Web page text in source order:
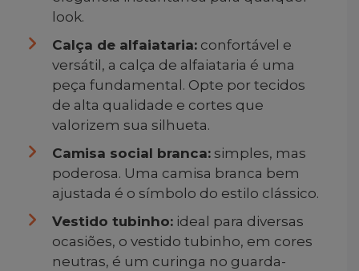
look.
Calça de alfaiataria: confortável e
versátil, a calça de alfaiataria é uma
peça fundamental. Opte por tecidos
de alta qualidade e cortes que
valorizem sua silhueta.
Camisa social branca: simples, mas
poderosa. Uma camisa branca bem
ajustada é o símbolo do estilo clássico.
Vestido tubinho: ideal para diversas
ocasiões, o vestido tubinho, em cores
neutras, é um curinga no guarda-